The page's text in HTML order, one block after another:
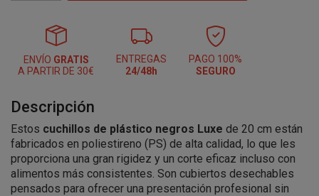
ENVÍO GRATIS
A PARTIR DE 30€
ENTREGAS
24/48h
PAGO 100%
SEGURO
Descripción
Estos cuchillos de plástico negros Luxe de 20 cm están
fabricados en poliestireno (PS) de alta calidad, lo que les
proporciona una gran rigidez y un corte eficaz incluso con
alimentos más consistentes. Son cubiertos desechables
pensados para ofrecer una presentación profesional sin